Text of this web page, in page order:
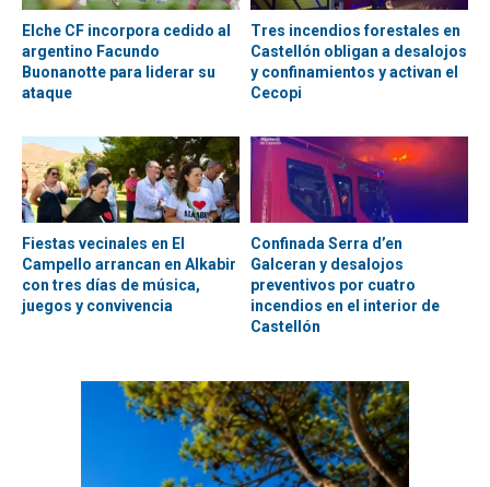
Elche CF incorpora cedido al
argentino Facundo
Buonanotte para liderar su
ataque
Tres incendios forestales en
Castellón obligan a desalojos
y confinamientos y activan el
Cecopi
Fiestas vecinales en El
Campello arrancan en Alkabir
con tres días de música,
juegos y convivencia
Confinada Serra d’en
Galceran y desalojos
preventivos por cuatro
incendios en el interior de
Castellón